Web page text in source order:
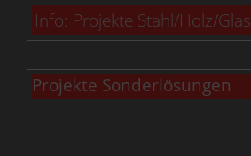
Info: Projekte Stahl/Holz/Glas
Projekte Sonderlösungen